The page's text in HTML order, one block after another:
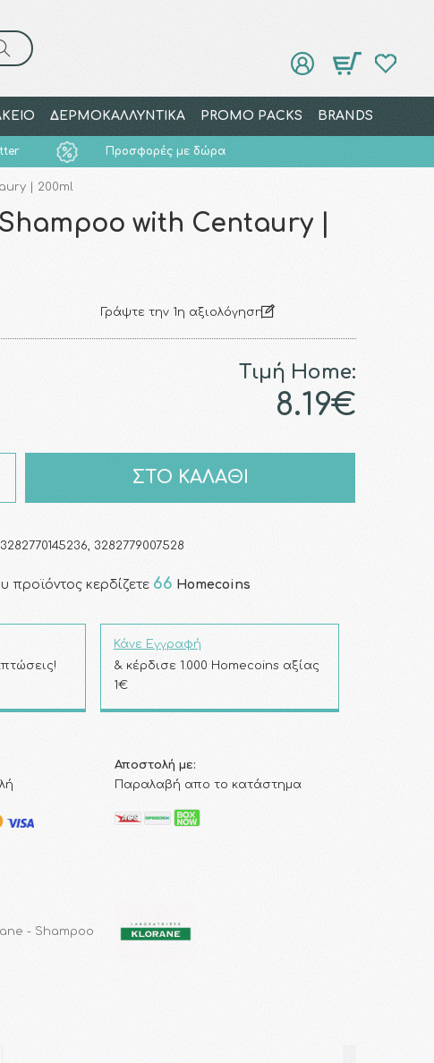
ΔΕΡΜΟΚΑΛΛΥΝΤΙΚΑ PROMO PACKS BRANDS
Προσφορές με δώρα
| 200ml
with Centaury |
Γράψτε την 1η αξιολόγηση
Τιμή Home:
8.19€
ΣΤΟ ΚΑΛΑΘΙ
3282779007528
προϊόντος κερδίζετε 66 Homecoins
Κάνε Εγγραφή
& κέρδισε 1.000 Homecoins αξίας
1€
Αποστολή με:
Παραλαβή απο το κατάστημα
- Shampoo